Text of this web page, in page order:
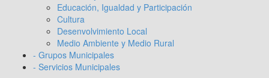
Educación, Igualdad y Participación
Cultura
Desenvolvimiento Local
Medio Ambiente y Medio Rural
- Grupos Municipales
- Servicios Municipales